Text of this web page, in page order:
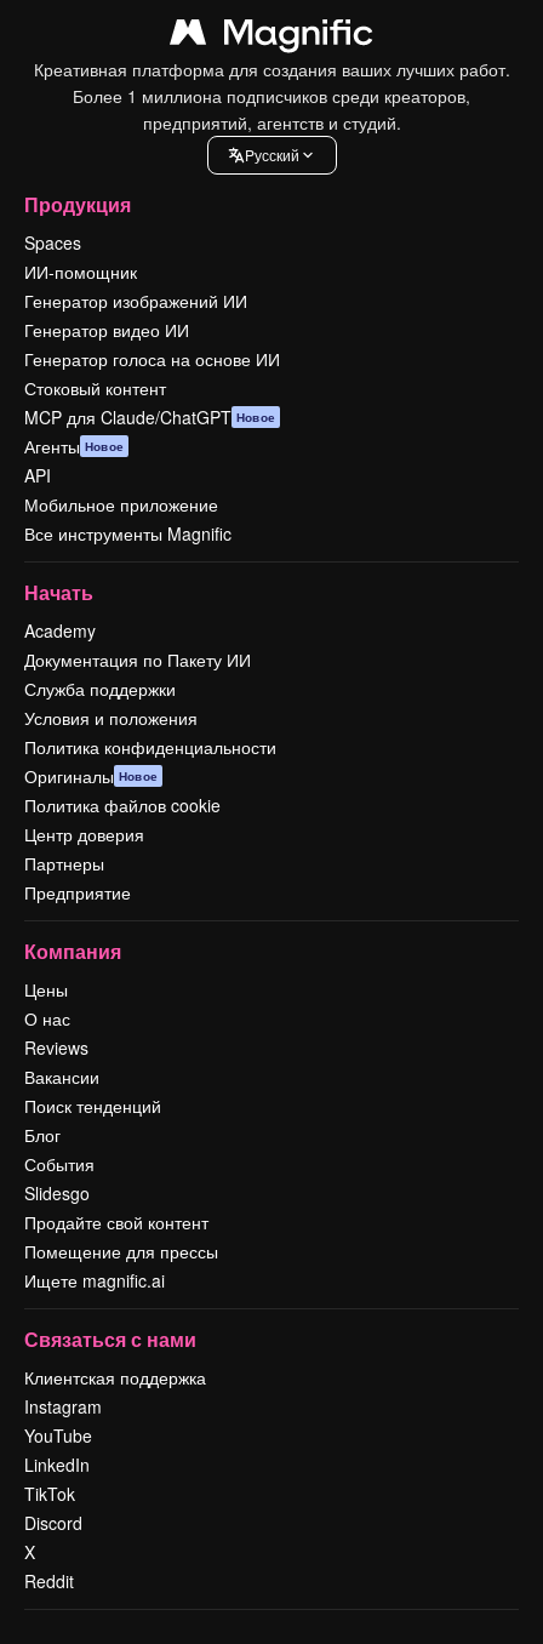
Креативная платформа для создания ваших лучших работ.
Более 1 миллиона подписчиков среди креаторов,
предприятий, агентств и студий.
Pусский
Продукция
Spaces
ИИ-помощник
Генератор изображений ИИ
Генератор видео ИИ
Генератор голоса на основе ИИ
Стоковый контент
MCP для Claude/ChatGPT Новое
Агенты Новое
API
Мобильное приложение
Все инструменты Magnific
Начать
Academy
Документация по Пакету ИИ
Служба поддержки
Условия и положения
Политика конфиденциальности
Оригиналы Новое
Политика файлов cookie
Центр доверия
Партнеры
Предприятие
Компания
Цены
О нас
Reviews
Вакансии
Поиск тенденций
Блог
События
Slidesgo
Продайте свой контент
Помещение для прессы
Ищете magnific.ai
Связаться с нами
Клиентская поддержка
Instagram
YouTube
LinkedIn
TikTok
Discord
X
Reddit